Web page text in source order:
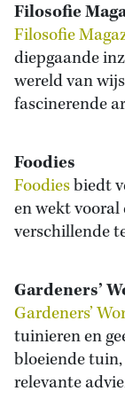
Filosofie
Filosofie
diepgaande
wereld van
fascinerende
Foodies
Foodiesbiedt
en wekt vooral
verschillende
Gardeners’
Gardeners’
tuinieren en
bloeiende
relevante